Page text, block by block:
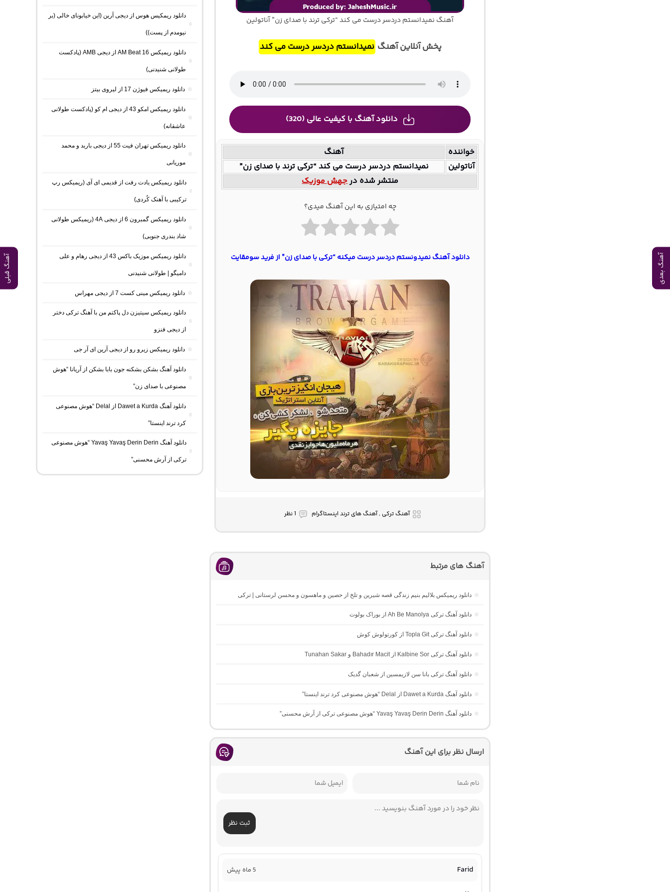
آهنگ بعدی آهنگ قبلی
آهنگ نمیدانستم دردسر درست می کند “ترکی ترند با صدای زن” آناتولین
پخش آنلاین آهنگ نمیدانستم دردسر درست می کند
دانلود آهنگ با کیفیت عالی (320)
خواننده
آهنگ
آناتولین
نمیدانستم دردسر درست می کند “ترکی ترند با صدای زن”
منتشر شده درجهش موزیک
چه امتیازی به این آهنگ میدی؟
دانلود آهنگ نمیدونستم دردسر درست میکنه “ترکی با صدای زن” از فرید سومقایت
آهنگ ترکی , آهنگ های ترند اینستاگرام 1 نظر
آهنگ های مرتبط
دانلود ریمیکس بلالیم بنیم زندگی قصه شیرین و تلخ از حصین و ماهسون و محسن لرستانی | ترکی
دانلود آهنگ ترکی Ah Be Manolya از بوراک بولوت
دانلود آهنگ ترکی Topla Git از کورتولوش کوش
دانلود آهنگ ترکی Kalbine Sor از Bahadır Macit و Tunahan Sakar
دانلود آهنگ ترکی بانا سن لازیمسین از شعبان گدیک
دانلود آهنگ Dawet a Kurda از Delal “هوش مصنوعی کرد ترند اینستا”
دانلود آهنگ Yavaş Yavaş Derin Derin “هوش مصنوعی ترکی از آرش محسنی”
ارسال نظر برای این آهنگ
ثبت نظر
Farid 5 ماه پیش
دانلود ریمکیس هوس از دیجی آرین (این خیابونای خالی (بر
نیومدم از پست))
دانلود ریمیکس AM Beat 16 از دیجی AMB (پادکست
طولانی شنیدنی)
دانلود ریمیکس فیوژن 17 از لیروی بیتز
دانلود ریمیکس امکو 43 از دیجی ام کو (پادکست طولانی
عاشقانه)
دانلود ریمیکس تهران فیت 55 از دیجی باربد و محمد
موریانی
دانلود ریمیکس یادت رفت از قدیمی ای آی (ریمیکس رپ
ترکیبی با آهنک کُردی)
دانلود ریمیکس گمبرون 6 از دیجی 4A (ریمیکس طولانی
شاد بندری جنوبی)
دانلود ریمیکس موزیک باکس 43 از دیجی رهام و علی
دامیگو | طولانی شنیدنی
دانلود ریمیکس مینی کست 7 از دیجی مهراس
دانلود ریمیکس سیتیزن دل پاکتم من با آهنگ ترکی دختر
از دیجی فنزو
دانلود ریمیکس زیرو رو از دیجی آرین ای آر جی
دانلود آهنگ بشکن بشکنه جون بابا بشکن از آریانا “هوش
مصنوعی با صدای زن”
دانلود آهنگ Dawet a Kurda از Delal “هوش مصنوعی
کرد ترند اینستا”
دانلود آهنگ Yavaş Yavaş Derin Derin “هوش مصنوعی
ترکی از آرش محسنی”